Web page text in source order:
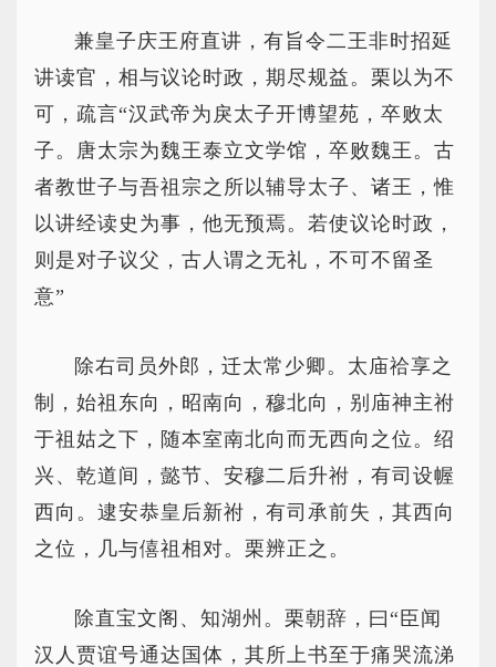
兼皇子庆王府直讲，有旨令二王非时招延
讲读官，相与议论时政，期尽规益。栗以为不
可，疏言“汉武帝为戾太子开博望苑，卒败太
子。唐太宗为魏王泰立文学馆，卒败魏王。古
者教世子与吾祖宗之所以辅导太子、诸王，惟
以讲经读史为事，他无预焉。若使议论时政，
则是对子议父，古人谓之无礼，不可不留圣
意”
除右司员外郎，迁太常少卿。太庙祫享之
制，始祖东向，昭南向，穆北向，别庙神主祔
于祖姑之下，随本室南北向而无西向之位。绍
兴、乾道间，懿节、安穆二后升祔，有司设幄
西向。逮安恭皇后新祔，有司承前失，其西向
之位，几与僖祖相对。栗辨正之。
除直宝文阁、知湖州。栗朝辞，曰“臣闻
汉人贾谊号通达国体，其所上书至于痛哭流涕